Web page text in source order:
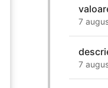
7
7